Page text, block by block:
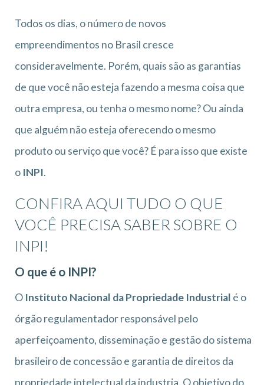
Todos os dias, o número de novos
empreendimentos no Brasil cresce
consideravelmente. Porém, quais são as garantias
de que você não esteja fazendo a mesma coisa que
outra empresa, ou tenha o mesmo nome? Ou ainda
que alguém não esteja oferecendo o mesmo
produto ou serviço que você? É para isso que existe
o INPI.
CONFIRA AQUI TUDO O QUE
VOCÊ PRECISA SABER SOBRE O
INPI!
O que é o INPI?
O Instituto Nacional da Propriedade Industrial é o
órgão regulamentador responsável pelo
aperfeiçoamento, disseminação e gestão do sistema
brasileiro de concessão e garantia de direitos da
propriedade intelectual da industria. O objetivo do